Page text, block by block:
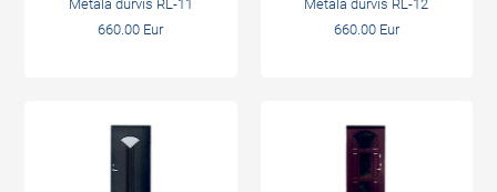
Metāla durvis RL-11
660.00 Eur
Metāla durvis RL-12
660.00 Eur